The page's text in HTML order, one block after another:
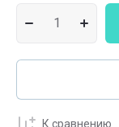
К сравнению